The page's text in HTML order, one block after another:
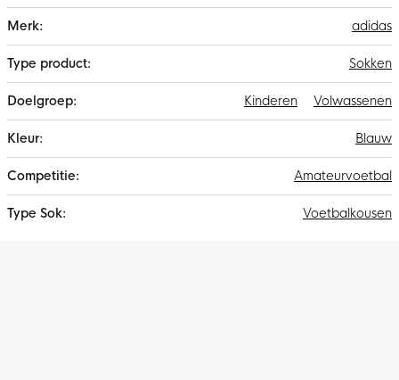
informatie
adidas
Sokken
Volwassenen
Kinderen
Blauw
Amateurvoetbal
Voetbalkousen